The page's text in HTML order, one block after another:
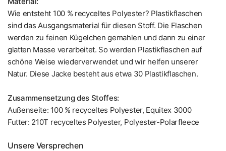
Wie entsteht 100 % recyceltes Polyester? Plastikflaschen
sind das Ausgangsmaterial für diesen Stoff. Die Flaschen
werden zu feinen Kügelchen gemahlen und dann zu einer
glatten Masse verarbeitet. So werden Plastikflaschen auf
schöne Weise wiederverwendet und wir helfen unserer
Natur. Diese Jacke besteht aus etwa 30 Plastikflaschen.
Zusammensetzung des Stoffes:
Außenseite: 100 % recyceltes Polyester, Equitex 3000
Futter: 210T recyceltes Polyester, Polyester-Polarfleece
Unsere Versprechen